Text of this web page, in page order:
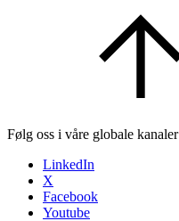
Følg oss i våre globale kanaler
LinkedIn
X
Facebook
Youtube